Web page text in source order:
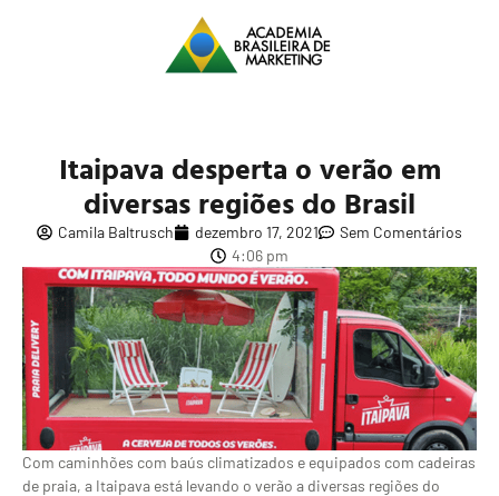
Itaipava desperta o verão em
diversas regiões do Brasil
Camila Baltrusch dezembro 17, 2021
Sem Comentários
4:06 pm
Com caminhões com baús climatizados e equipados com cadeiras
de praia, a Itaipava está levando o verão a diversas regiões do